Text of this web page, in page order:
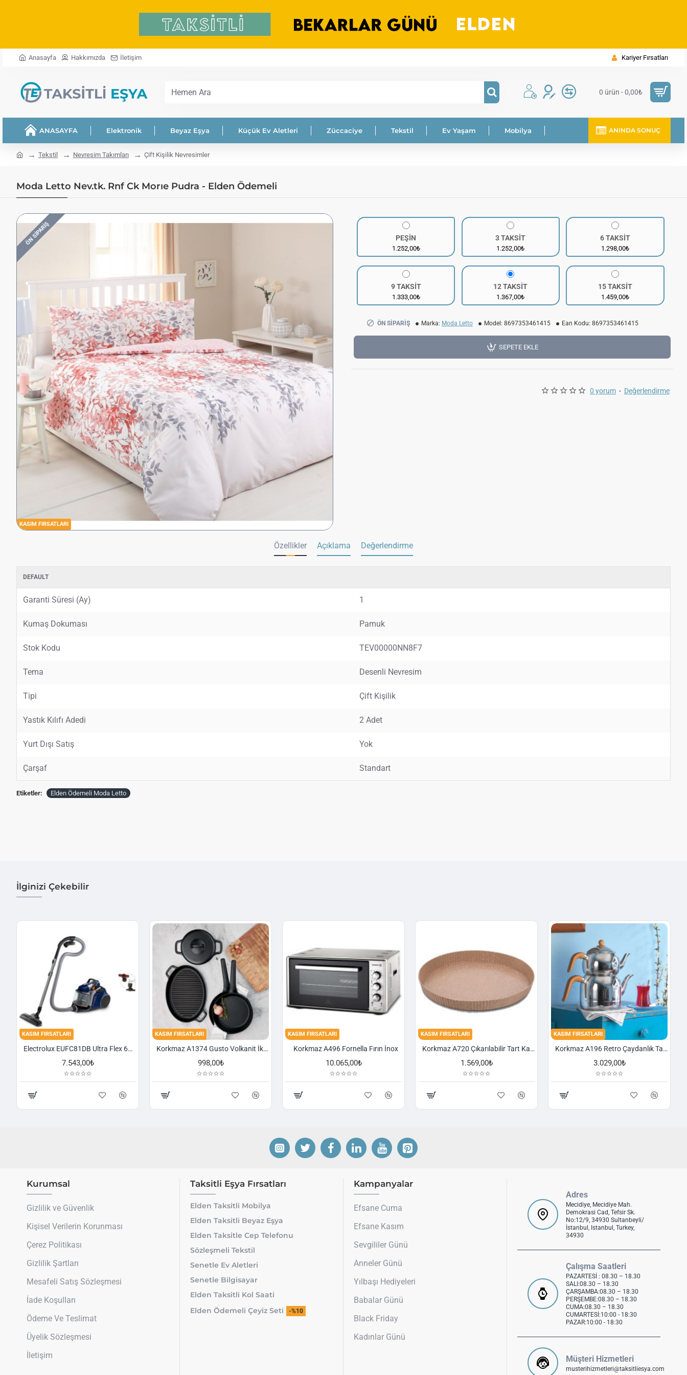
Anasayfa Hakkımızda İletişim Kariyer Fırsatları
Hemen
0 ürün - 0,00₺
ANASAYFA Elektronik Beyaz Eşya Küçük Ev Aletleri Züccaciye Tekstil Ev Yaşam Mobilya ANINDA SONUÇ
homeTekstil Nevresim Takımları Çift Kişilik Nevresimler
Moda Letto Nev.tk. Rnf Ck Morıe Pudra - Elden Ödemeli
KASIM FIRSATLARI
ÖN SIPARIŞ
0 yorum - Değerlendirme
PEŞİN
1.252,00₺
3 TAKSİT
1.252,00₺
6 TAKSİT
1.298,00₺
9 TAKSİT
1.333,00₺
12 TAKSİT
1.367,00₺
15 TAKSİT
1.459,00₺
ÖN SIPARIŞ Marka: Moda Letto Model: 8697353461415 Ean Kodu: 8697353461415
SEPETE EKLE
Özellikler Açıklama Değerlendirme
DEFAULT
Garanti Süresi (Ay) 1
Kumaş Dokuması Pamuk
Stok Kodu TEV00000NN8F7
Tema Desenli Nevresim
Tipi Çift Kişilik
Yastık Kılıfı Adedi 2 Adet
Yurt Dışı Satış Yok
Çarşaf Standart
Etiketler: Elden Ödemeli Moda Letto
İlginizi Çekebilir
KASIM FIRSATLARI
Electrolux EUFC81DB Ultra Flex 650 W Toz Torbasız Süpürge
7.543,00₺
KASIM FIRSATLARI
Korkmaz A1374 Gusto Volkanit İki Kulplu Oval Tava
998,00₺
KASIM FIRSATLARI
Korkmaz A496 Fornella Fırın İnox
10.065,00₺
KASIM FIRSATLARI
Korkmaz A720 Çıkarılabilir Tart Kalıbı Granit 29,5 cm
1.569,00₺
KASIM FIRSATLARI
Korkmaz A196 Retro Çaydanlık Takımı
3.029,00₺
Kurumsal
Gizlilik ve Güvenlik
Kişisel Verilerin Korunması
Çerez Politikası
Gizlilik Şartları
Mesafeli Satış Sözleşmesi
İade Koşulları
Ödeme Ve Teslimat
Üyelik Sözleşmesi
İletişim
Taksitli Eşya Fırsatları
Elden Taksitli Mobilya
Elden Taksitli Beyaz Eşya
Elden Taksitle Cep Telefonu
Sözleşmeli Tekstil
Senetle Ev Aletleri
Senetle Bilgisayar
Elden Taksitli Kol Saati
Elden Ödemeli Çeyiz Seti
-%10
Kampanyalar
Efsane Cuma
Efsane Kasım
Sevgililer Günü
Anneler Günü
Yılbaşı Hediyeleri
Babalar Günü
Black Friday
Kadınlar Günü
Adres
Mecidiye, Mecidiye Mah.
Demokrasi Cad, Tefsir Sk.
No:12/9, 34930 Sultanbeyli/
İstanbul, Istanbul, Turkey,
34930
Çalışma Saatleri
PAZARTESİ : 08.30 – 18.30
SALI:08.30 – 18.30
ÇARŞAMBA:08.30 – 18.30
PERŞEMBE:08.30 – 18.30
CUMA:08.30 – 18.30
CUMARTESİ:10:00 - 18:30
PAZAR:10:00 - 18:30
Müşteri Hizmetleri
musterihizmetleri@taksitliesya.com